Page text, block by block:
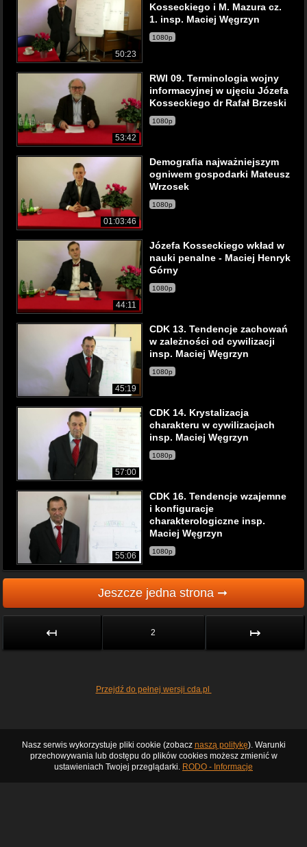
50:23
Kosseckiego i M. Mazura cz.
1. insp. Maciej Węgrzyn
1080p
53:42
RWI 09. Terminologia wojny
informacyjnej w ujęciu Józefa
Kosseckiego dr Rafał Brzeski
1080p
01:03:46
Demografia najważniejszym
ogniwem gospodarki Mateusz
Wrzosek
1080p
44:11
Józefa Kosseckiego wkład w
nauki penalne - Maciej Henryk
Górny
1080p
45:19
CDK 13. Tendencje zachowań
w zależności od cywilizacji
insp. Maciej Węgrzyn
1080p
57:00
CDK 14. Krystalizacja
charakteru w cywilizacjach
insp. Maciej Węgrzyn
1080p
55:06
CDK 16. Tendencje wzajemne
i konfiguracje
charakterologiczne insp.
Maciej Węgrzyn
1080p
Jeszcze jedna strona ➞
↤ 2 ↦
Przejdź do pełnej wersji cda.pl
Nasz serwis wykorzystuje pliki cookie (zobacz naszą politykę). Warunki
przechowywania lub dostępu do plików cookies możesz zmienić w
ustawieniach Twojej przeglądarki. RODO - Informacje